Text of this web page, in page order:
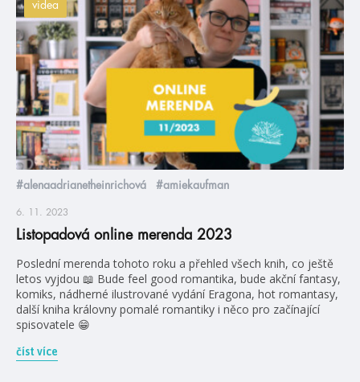
videa
#alenaadrianetheinrichová #amiekaufman
6. 11. 2023
Listopadová online merenda 2023
Poslední merenda tohoto roku a přehled všech knih, co ještě
letos vyjdou 📖 Bude feel good romantika, bude akční fantasy,
komiks, nádherné ilustrované vydání Eragona, hot romantasy,
další kniha královny pomalé romantiky i něco pro začínající
spisovatele 😁
číst více